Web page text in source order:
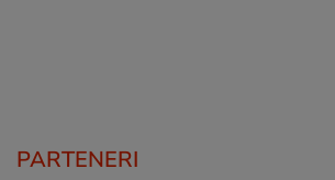
PARTENERI